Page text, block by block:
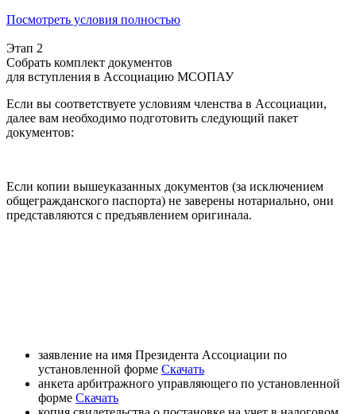
Посмотреть условия полностью
Этап 2
Собрать комплект документов
для вступления в Ассоциацию МСОПАУ
Если вы соответствуете условиям членства в Ассоциации,
далее вам необходимо подготовить следующий пакет
документов:
Если копии вышеуказанных документов (за исключением
общегражданского паспорта) не заверены нотариально, они
представляются с предъявлением оригинала.
заявление на имя Президента Ассоциации по
установленной форме Скачать
анкета арбитражного управляющего по установленной
форме Скачать